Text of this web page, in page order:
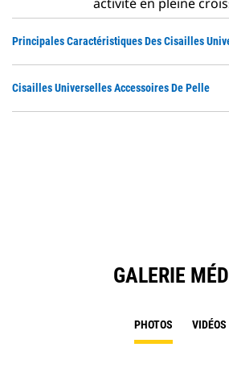
Principales Caractéristiques Des Cisailles
Cisailles Universelles Accessoires De Pelle
GALERIE
PHOTOS VIDÉOS